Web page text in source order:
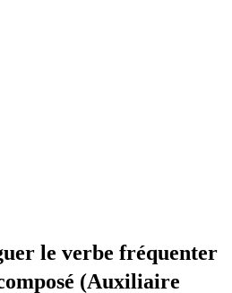
le verbe fréquenter
(Auxiliaire